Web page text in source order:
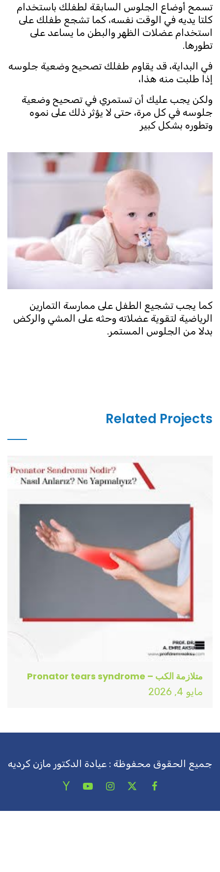
تسمح أوضاع الجلوس السابقة لطفلك باستخدام
كلتا يديه في الوقت نفسه، كما تشجع طفلك على
استخدام عضلات الظهر والبطن ما يساعد على
تطورها.
في البداية، قد يقاوم طفلك تصحيح وضعية جلوسه
إذا طلبت منه هذا،
ولكن يجب عليك أن تستمري في تصحيح وضعية
جلوسه في كل مرة، حتى لا يؤثر ذلك على نموه
وتطوره بشكل كبير
كما يجب تشجيع الطفل على ممارسة التمارين
الرياضية لتقوية عضلاته وحثه على المشي والركض
بدلا من الجلوس المستمر.
Related Projects
متلازمة الكب – Pronator tears syndrome
مايو 4, 2026
جميع الحقوق محفوظة : عيادة الدكتور مازن كرديه